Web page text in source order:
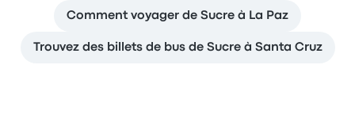
Comment voyager de Sucre à La Paz
Trouvez des billets de bus de Sucre à Santa Cruz